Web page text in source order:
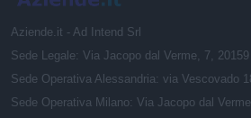
Aziende.it - Ad Intend Srl
Sede Legale: Via Jacopo dal Verme, 7, 20159
Sede Operativa Alessandria: via Vescovado
Sede Operativa Milano: Via Jacopo dal